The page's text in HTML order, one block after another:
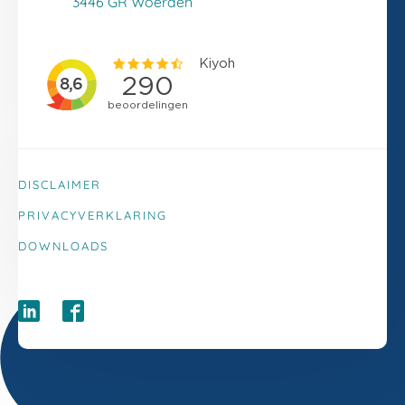
DISCLAIMER
PRIVACYVERKLARING
DOWNLOADS